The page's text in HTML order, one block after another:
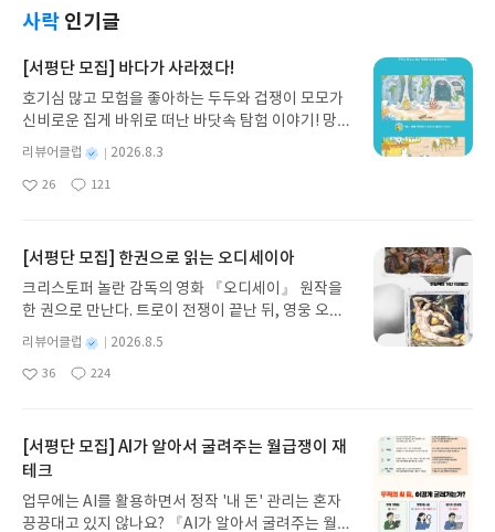
할 수 있는 창작 자산이 된다.이 책은 ComfyUI 설치
드 추가·복사·정리 방법부터 차근차근 설명한다.워크
플로우를 JSON 파일이나 이미지에 저장하고 다시
불러오는 방법, Nodes Manager로 커스텀 노드를
음에는 복잡한 노드들이 얽힌 화면이 낯설게 느껴지
지만, 각각의 노드가 하나의 기능을 담당한다는 사실
구조와 체크포인트, CLIP, VAE, KSampler 등의 역
할을 설명하며 본격적인 이미지 생성 단계로 넘어간
다.같은 프롬프트라도 샘플러에 따라 이미지의 안정
성, 디테일, 질감과 분위기가 달라진다는 점을 실제
결과로 비교해 보여준다.단순히 권장 설정값을 알려
이를 만드는지 직접 확인하도록 구성한 점이 좋다.프
의 문장으로 설계하도록 안내한다.부드러운 빛, 자연
광, 스튜디오 조명, 강한 직사광 같은 표현이 이미지
의 감정과 완성도를 어떻게 바꾸는지 살펴보고, 중요
한 정보는 문장의 앞부분에 배치해 우선적으로 반영
지 따로 정리한다.명백한 오류를 고치는 빨간 표시와
달리, 저자의 의도를 물어보기 위해 연필로 의문점을
음대로 고치는 일이 아니라 저자의 표현을 존중하면
서 더 정확한 방향을 함께 찾아가는 작업이라는 점이
인상적이었다.“푹 빠져 읽으면 안 돼. 단어 그 자체와
마주해야지.”독자는 이야기에 몰입하지만 교열자는
한 걸음 떨어져 문장과 단어를 바라봐야 한다. 사람의
눈은 익숙한 문장을 자동으로 보정해 읽기 때문에 틀
품에 감동하는 마음을 지니고 있을 것. 그렇기에 작품
품에 빠져 오류를 놓치지 않는 객관성과, 작품을 사랑
하기 때문에 더 좋은 책으로 만들고 싶어 하는 애정.
좋은 교열에는 이 두 가지가 함께 필요했다.교열자는
사실 확인, 이야기의 모순, 표기 통일 등 수많은 요소
를 살펴야 한다. 하나의 단어가 책 안에서 여러 방식
것을 완벽하게 보는 것은 불가능하다. 작품 속 야히코
씨는 교열 업무가 존재하는 이유를 “독자에게 잘못된
정보를 전달하지 않기 위해서”라고 말한다. 따라서
사실과 이야기의 오류를 먼저 확인하고, 상대적으로
다루면 미래를 앞서갈 수 있다는 낙관도 경계한다.이
무엇을 준비해야 하는가’라는 보다 현실적인 문제
다.“AI 시대의 가장 비싼 실수는 늦게 시작하는 게 아
니라, 잘못된 방향으로 시작하는 것이다.”새로운 기
술이 등장하면 사람들은 뒤처질까 봐 서둘러 자격증
을 따고 강의를 듣는다.그러나 빨리 시작하는 것과 제
이는 프롬프트 작성법이나 AI 활용 기술도 머지않아
고, 어떤 결과를 선택하며 그것을 어디에 사용할지 판
단하는 힘이 더 중요하다.인간은 AI와 직접 싸우는 것
이 아니라 AI를 활용하는 다른 인간과 경쟁한다.AI는
적이라기보다 강력한 도구다. 다만 그 도구가 사람을
자동으로 유능하게 만들어주지는 않는다.생각하고
판단할 줄 아는 사람에게는 능력을 크게 확장해주지
핵심 공식은 ‘인공지능×인간지능’이다. 더하기가 아
니라 곱하기라는 점이 중요하다.AI를 능숙하게 다뤄
도 비판적 사고와 판단력, 창의성이 부족하면 결과의
수준도 낮아진다.반대로 인간적인 역량이 뛰어나더
라도 AI를 전혀 활용하지 못한다면 변화한 환경에서
사락 인기글
[서평단 모집] 바다가 사라졌다!
호기심 많고 모험을 좋아하는 두두와 겁쟁이 모모가
신비로운 집게 바위로 떠난 바닷속 탐험 이야기! 망둥
이, 소라게, 낙지 같은 바다 친구들과 신나게 놀던 중
갑자기 거대해진 집게 바위의 비밀을 마주하게 되는
데, 과연 바다에 무슨 일이 벌어진 걸까요? 상상력을
빛 예스24 바로가기 닫기모집인원 : 20명신청기간 :
뷰 작성기한 : 도서/상품 받고 2주 이내 ▶ 주소/연락
처 업데이트 : 신청 전 상품 받으실 주소/연락처를 업
데이트 해주세요! (선정 후 수정 불가)▶ 서평단 신청
방법 : 기대평 댓글을 작성해주세요! 먼저 작성한 리
되어 별도로 개설하지 않으셔도 됩니다. ▶ 도서/상
품 발송- 도서/상품은 최근 배송지가 아닌 회원정보
상의 주소/연락처 (클릭 시 수정 가능)로 발송됩니다.
- 주소/연락처에 문제가 있을 시 선정에서 제외되거
별
리뷰어클럽
성
2026.8.3
좋
26
댓
121
작
[서평단 모집] 한권으로 읽는 오디세이아
크리스토퍼 놀란 감독의 영화 『오디세이』 원작을
한 권으로 만난다. 트로이 전쟁이 끝난 뒤, 영웅 오디
세우스는 고향 이타케로 돌아가기 위해 키클롭스, 마
녀 키르케, 세이렌의 노래, 포세이돈의 분노를 헤쳐
나간다. 그리스 철학 전공자인 옮긴이가 호메로스의
지 않고 끝까지 읽을 수 있다. 3천 년을 이어 온 귀향
과 모험의 대서사시가 가장 읽기 편한 번역으로 새롭
스 저/육혜원 역출판사이화북스 예스24 바로가기 닫
별
리뷰어클럽
성
2026.8.5
좋
36
댓
224
작
[서평단 모집] AI가 알아서 굴려주는 월급쟁이 재
테크
업무에는 AI를 활용하면서 정작 '내 돈' 관리는 혼자
끙끙대고 있지 않나요? 『AI가 알아서 굴려주는 월급